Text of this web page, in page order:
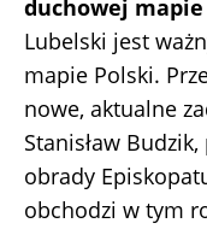
duchowej
Lubelski jest
mapie Polski.
nowe, aktualne
Stanisław
obrady
obchodzi w tym